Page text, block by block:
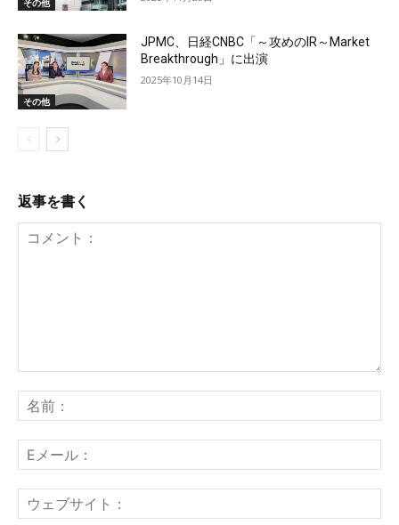
その他
JPMC、日経CNBC「～攻めのIR～Market
Breakthrough」に出演
2025年10月14日
返事を書く
ン
ト：
前
メ
ー
ェ